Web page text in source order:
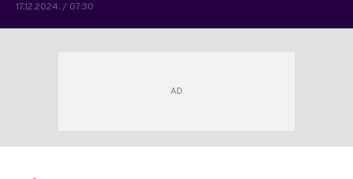
17.12.2024. / 07:30